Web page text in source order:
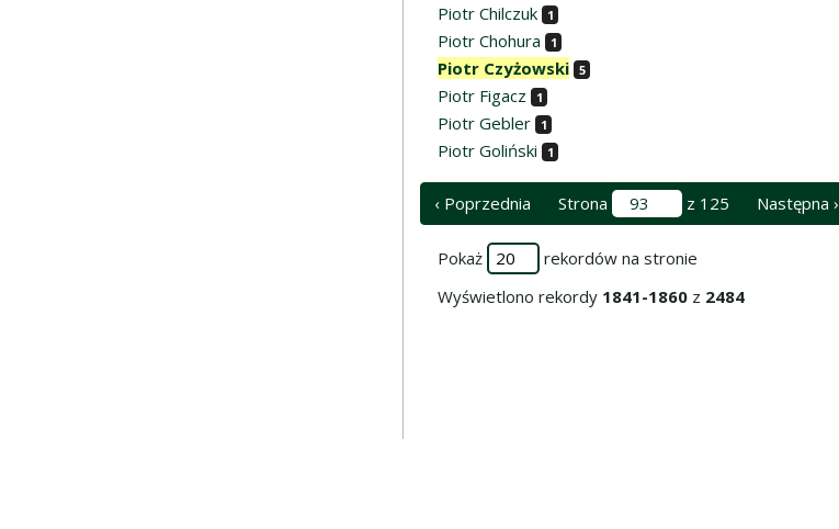
Piotr Chilczuk 1
Piotr Chohura 1
Piotr Czyżowski 5
Piotr Figacz 1
Piotr Gebler 1
Piotr Goliński 1
‹ Poprzednia Strona z 125 Następna ›
Pokaż
rekordów na stronie
Wyświetlono rekordy 1841-1860 z 2484